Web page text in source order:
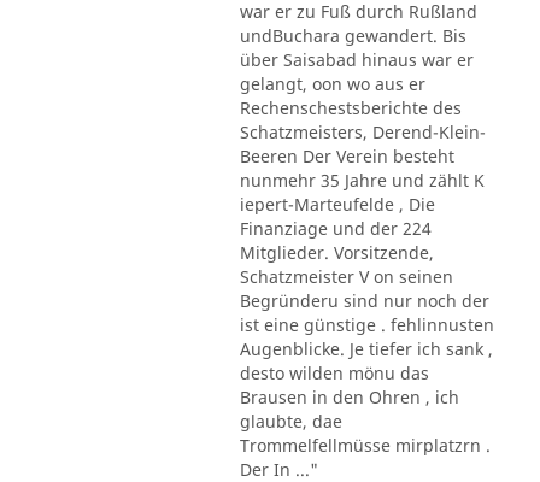
war er zu Fuß durch Rußland
undBuchara gewandert. Bis
über Saisabad hinaus war er
gelangt, oon wo aus er
Rechenschestsberichte des
Schatzmeisters, Derend-Klein-
Beeren Der Verein besteht
nunmehr 35 Jahre und zählt K
iepert-Marteufelde , Die
Finanziage und der 224
Mitglieder. Vorsitzende,
Schatzmeister V on seinen
Begründeru sind nur noch der
ist eine günstige . fehlinnusten
Augenblicke. Je tiefer ich sank ,
desto wilden mönu das
Brausen in den Ohren , ich
glaubte, dae
Trommelfellmüsse mirplatzrn .
Der In ..."